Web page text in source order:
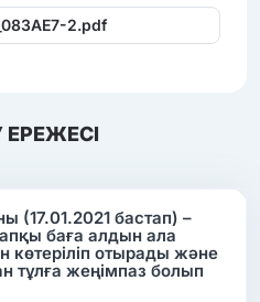
2.pdf
ЕРЕЖЕСІ
(17.01.2021 бастап) –
баға алдын ала
отырады және
тұлға жеңімпаз болып